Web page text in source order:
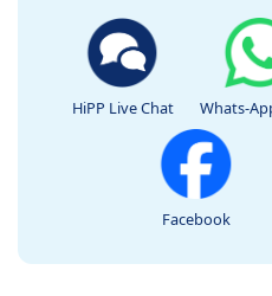
HiPP Live Chat Whats-
Facebook